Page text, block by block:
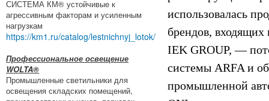
СИСТЕМА КМ® устойчивые к
агрессивным факторам и усиленным
нагрузкам
https://km1.ru/catalog/lestnichnyj_lotok/
Профессиональное освещение
WOLTA®
Промышленные светильники для
освещения складских помещений,
использовалась
брендов, входящих
IEK GROUP, —
системы ARFA и
промышленной